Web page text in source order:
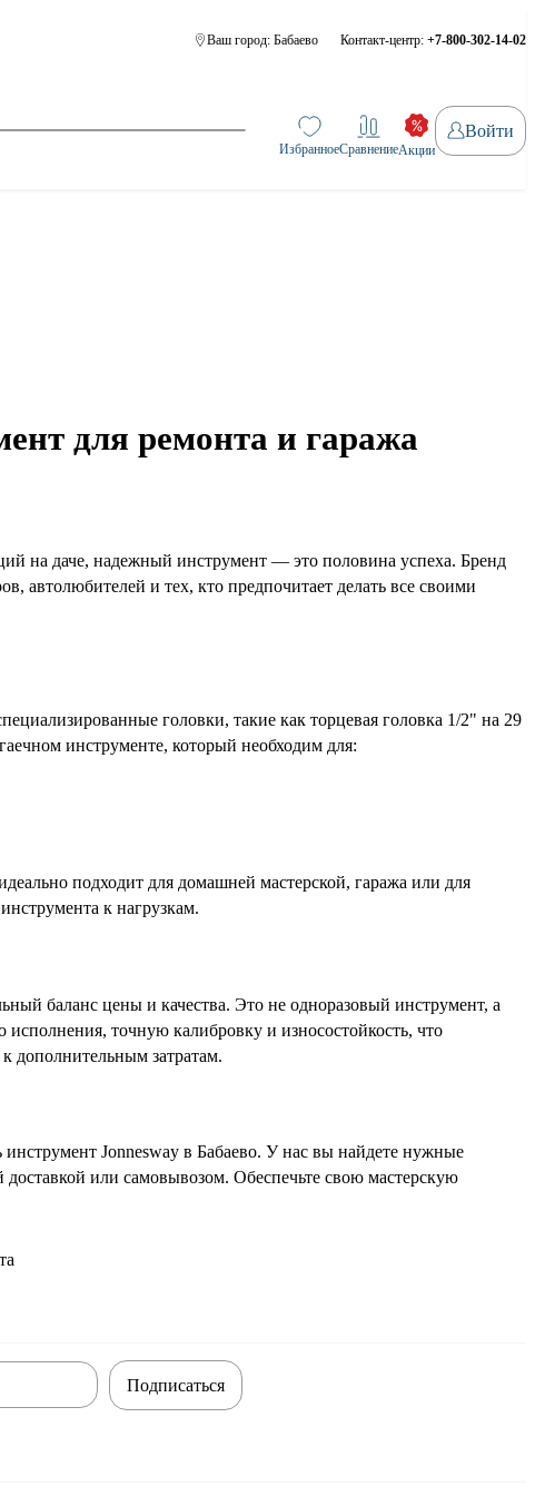
Ваш город: Бабаево Контакт-центр: +7-800-302-14-02
ИзбранноеСравнениеАкции
Войти
для ремонта и гаража
на даче, надежный инструмент — это половина успеха. Бренд
автолюбителей и тех, кто предпочитает делать все своими
головки, такие как торцевая головка 1/2" на 29
инструменте, который необходим для:
подходит для домашней мастерской, гаража или для
к нагрузкам.
баланс цены и качества. Это не одноразовый инструмент, а
точную калибровку и износостойкость, что
дополнительным затратам.
Jonnesway в Бабаево. У нас вы найдете нужные
или самовывозом. Обеспечьте свою мастерскую
Подписаться